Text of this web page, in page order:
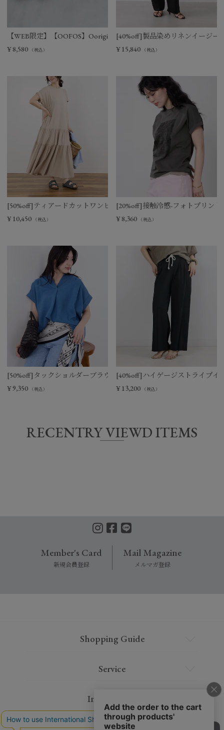
【WEB限定】【OOFOS】Ooriginal リカバリーサンダル
¥ 8,580 （税込）
[40%off]製品染めリネンイージー
¥ 15,840 （税込）
[50%off]ティアードカットワンピース
¥ 10,450 （税込）
[20%off]接触冷感-フォトプリント
¥ 8,360 （税込）
[50%off]タックショルダーブラウス
¥9,350 （税込）
[40%off]ハイゲージストライプイ
¥ 13,200 （税込）
RECENTRY VIEWD ITEMS
Member's Card
新規会員登録
Mail Magazine
メルマガ登録
Shopping Guide
Service
Information